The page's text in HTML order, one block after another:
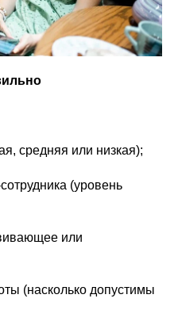
средняя или низкая);
(уровень
или
(насколько допустимы